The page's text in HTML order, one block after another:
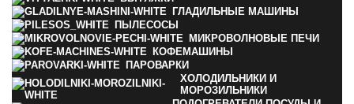
ГЛАДИЛЬНЫЕ МАШИНЫ
ПЫЛЕСОСЫ
МИКРОВОЛНОВЫЕ ПЕЧИ
КОФЕМАШИНЫ
ПАРОВАРКИ
ХОЛОДИЛЬНИКИ И
МОРОЗИЛЬНИКИ